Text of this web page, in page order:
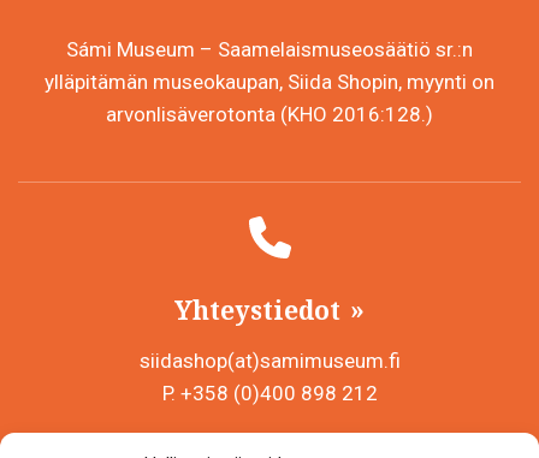
Sámi Museum – Saamelaismuseosäätiö sr.:n
ylläpitämän museokaupan, Siida Shopin, myynti on
arvonlisäverotonta (KHO 2016:128.)
Yhteystiedot
siidashop(at)samimuseum.fi
P. +358 (0)400 898 212